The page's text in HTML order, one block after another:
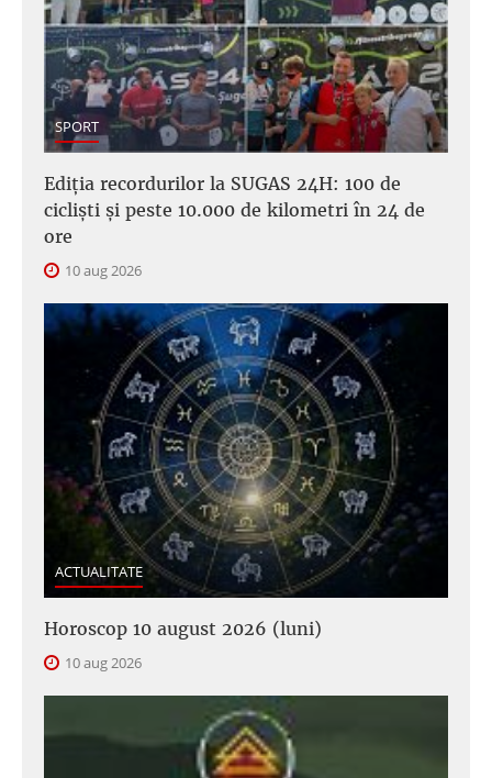
SPORT
Ediția recordurilor la SUGAS 24H: 100 de
cicliști și peste 10.000 de kilometri în 24 de
ore
10 aug 2026
ACTUALITATE
Horoscop 10 august 2026 (luni)
10 aug 2026